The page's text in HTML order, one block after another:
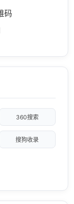
360搜索
搜狗收录